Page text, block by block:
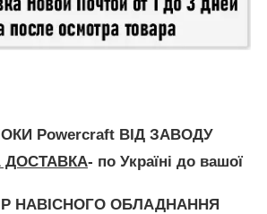
Powercraft ВІД ЗАВОДУ
ДОСТАВКА- по Україні до вашої
НАВІСНОГО ОБЛАДНАННЯ